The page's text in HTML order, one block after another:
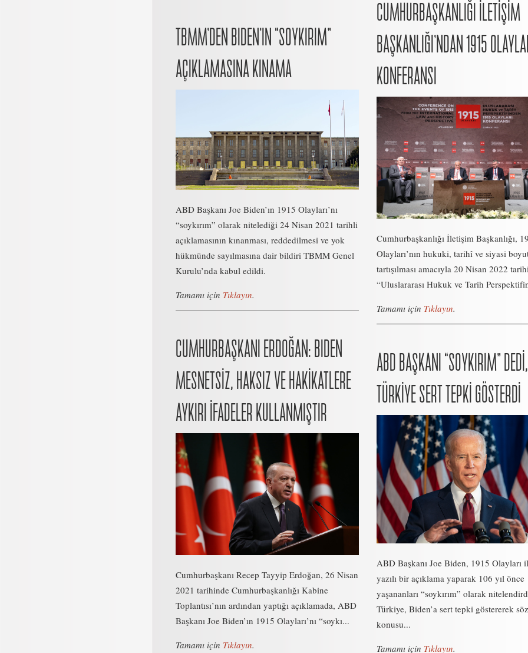
CUMHURBAŞKANLIĞI İLETİŞİM
BAŞKANLIĞI’NDAN 1915
KONFERANSI
Cumhurbaşkanlığı İletişim Başkanlığı,
Olayları’nın hukuki, tarihî ve siyasi
tartışılması amacıyla 20 Nisan 2022
“Uluslararası Hukuk ve Tarih
Tamamı için Tıklayın.
TBMM’DEN BIDEN’IN “SOYKIRIM”
AÇIKLAMASINA KINAMA
ABD Başkanı Joe Biden’ın 1915 Olayları’nı
“soykırım” olarak nitelediği 24 Nisan 2021 tarihli
açıklamasının kınanması, reddedilmesi ve yok
hükmünde sayılmasına dair bildiri TBMM Genel
Kurulu’nda kabul edildi.
Tamamı için Tıklayın.
CUMHURBAŞKANI ERDOĞAN: BIDEN
MESNETSİZ, HAKSIZ VE HAKİKATLERE
AYKIRI İFADELER KULLANMIŞTIR
Cumhurbaşkanı Recep Tayyip Erdoğan, 26 Nisan
2021 tarihinde Cumhurbaşkanlığı Kabine
Toplantısı’nın ardından yaptığı açıklamada, ABD
Başkanı Joe Biden’ın 1915 Olayları’nı “soykı...
Tamamı için Tıklayın.
ABD BAŞKANI “SOYKIRIM” DEDİ,
TÜRKİYE SERT TEPKİ GÖSTERDİ
ABD Başkanı Joe Biden, 1915 Olayları
yazılı bir açıklama yaparak 106 yıl önce
yaşananları “soykırım” olarak
Türkiye, Biden’a sert tepki göstererek söz
konusu...
Tamamı için Tıklayın.